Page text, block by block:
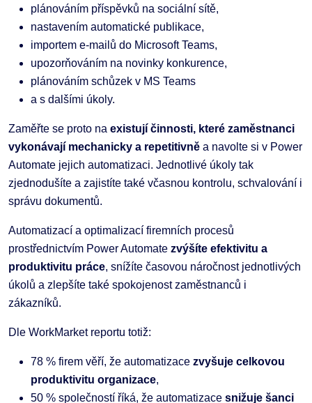
plánováním příspěvků na sociální sítě,
nastavením automatické publikace,
importem e-mailů do Microsoft Teams,
upozorňováním na novinky konkurence,
plánováním schůzek v MS Teams
a s dalšími úkoly.
Zaměřte se proto na existují činnosti, které zaměstnanci
vykonávají mechanicky a repetitivně a navolte si v Power
Automate jejich automatizaci. Jednotlivé úkoly tak
zjednodušíte a zajistíte také včasnou kontrolu, schvalování i
správu dokumentů.
Automatizací a optimalizací firemních procesů
prostřednictvím Power Automate zvýšíte efektivitu a
produktivitu práce, snížíte časovou náročnost jednotlivých
úkolů a zlepšíte také spokojenost zaměstnanců i
zákazníků.
Dle WorkMarket reportu totiž:
78 % firem věří, že automatizace zvyšuje celkovou
produktivitu organizace,
50 % společností říká, že automatizace snižuje šanci